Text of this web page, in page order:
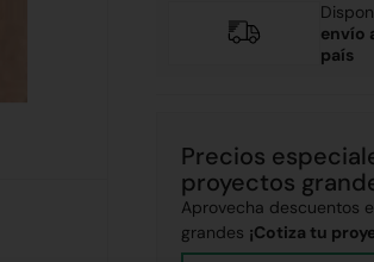
envío
país
Precios
proyectos
Aprovecha descuentos
grandes ¡Cotiza tu